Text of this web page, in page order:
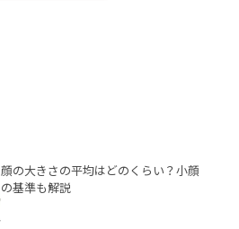
顔の大きさの平均はどのくらい？小顔
の基準も解説